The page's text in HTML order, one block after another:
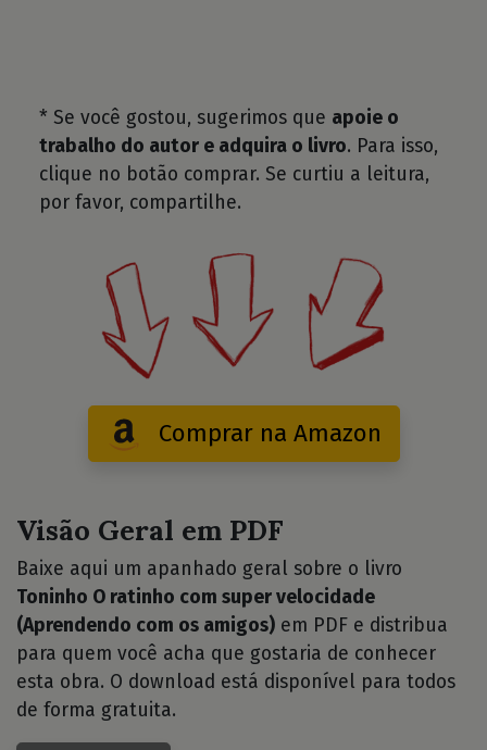
* Se você gostou, sugerimos que apoie o
trabalho do autor e adquira o livro. Para isso,
clique no botão comprar. Se curtiu a leitura,
por favor, compartilhe.
Comprar na Amazon
Visão Geral em PDF
Baixe aqui um apanhado geral sobre o livro
Toninho O ratinho com super velocidade
(Aprendendo com os amigos) em PDF e distribua
para quem você acha que gostaria de conhecer
esta obra. O download está disponível para todos
de forma gratuita.